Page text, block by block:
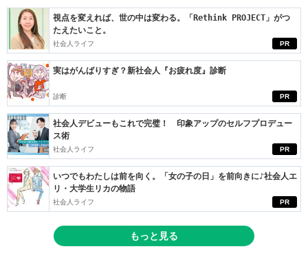
PR
視点を変えれば、世の中は変わる。「Rethink PROJECT」がつ
たえたいこと。
社会人ライフ
PR
実はがんばりすぎ？新社会人『お疲れ度』診断
診断
PR
社会人デビューもこれで完璧！ 印象アップのセルフプロデュー
ス術
社会人ライフ
PR
いつでもわたしは前を向く。「女の子の日」を前向きに♪社会人エ
リ・大学生リカの物語
社会人ライフ
もっと見る